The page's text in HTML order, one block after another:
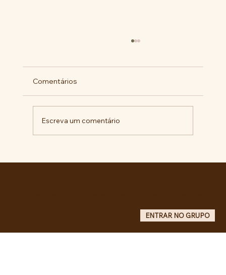
Comentários
Escreva um comentário
ENTRAR NO GRUPO